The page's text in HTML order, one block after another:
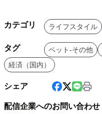
カテゴリ ライフスタイル
タグ ペット-その他
経済（国内）
シェア
配信企業へのお問い合わせ